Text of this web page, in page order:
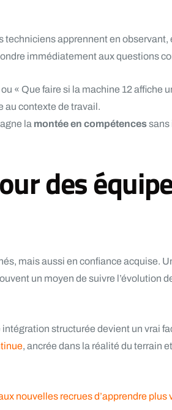
techniciens apprennent en
immédiatement aux questions
« Que faire si la machine 12 affiche
au contexte de travail.
la montée en compétencessans
des
mais aussi en confiance acquise.
un moyen de suivre l’évolution
structurée devient un vrai
, ancrée dans la réalité du terrain
nouvelles recrues d’apprendre plus